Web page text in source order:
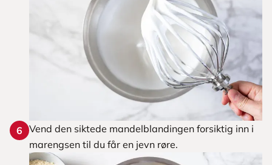
6 Vend den siktede mandelblandingen forsiktig inn i
marengsen til du får en jevn røre.